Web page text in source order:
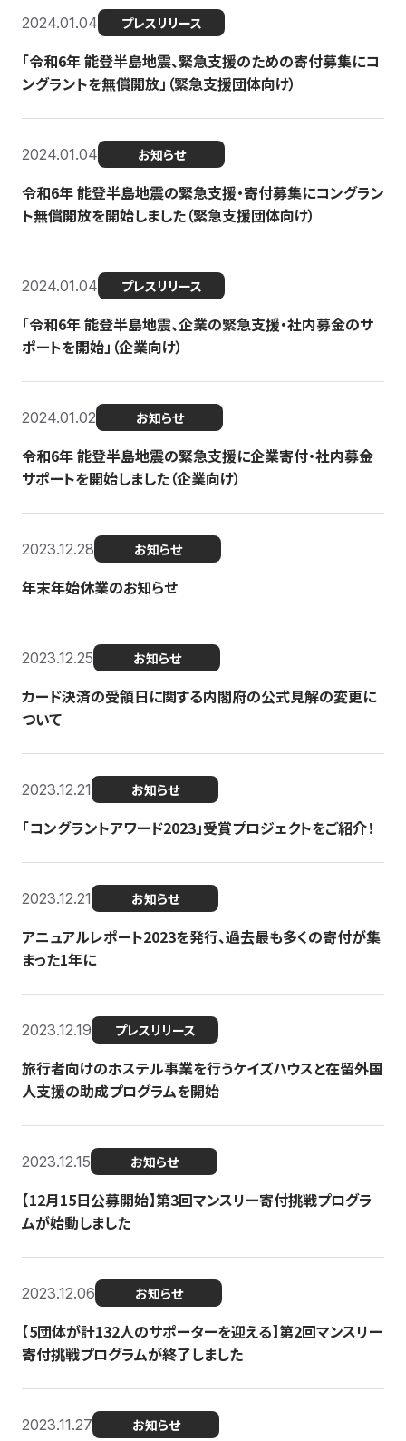
2024.01.04 プレスリリース
「令和6年 能登半島地震、緊急支援のための寄付募集にコ
ングラントを無償開放」（緊急支援団体向け）
2024.01.04 お知らせ
令和6年 能登半島地震の緊急支援・寄付募集にコングラン
ト無償開放を開始しました（緊急支援団体向け）
2024.01.04 プレスリリース
「令和6年 能登半島地震、企業の緊急支援・社内募金のサ
ポートを開始」（企業向け）
2024.01.02 お知らせ
令和6年 能登半島地震の緊急支援に企業寄付・社内募金
サポートを開始しました（企業向け）
2023.12.28 お知らせ
年末年始休業のお知らせ
2023.12.25 お知らせ
カード決済の受領日に関する内閣府の公式見解の変更に
ついて
2023.12.21 お知らせ
「コングラントアワード2023」受賞プロジェクトをご紹介！
2023.12.21 お知らせ
アニュアルレポート2023を発行、過去最も多くの寄付が集
まった1年に
2023.12.19 プレスリリース
旅行者向けのホステル事業を行うケイズハウスと在留外国
人支援の助成プログラムを開始
2023.12.15 お知らせ
【12月15日公募開始】第3回マンスリー寄付挑戦プログラ
ムが始動しました
2023.12.06 お知らせ
【5団体が計132人のサポーターを迎える】第2回マンスリー
寄付挑戦プログラムが終了しました
2023.11.27 お知らせ